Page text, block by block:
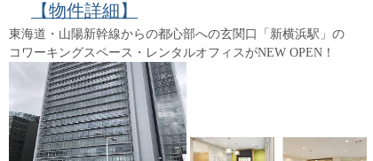
【物件詳細】
東海道・山陽新幹線からの都心部への玄関口「新横浜駅」の
コワーキングスペース・レンタルオフィスがNEW OPEN！